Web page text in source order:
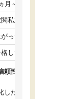
月～1年未満
私立受験対策
がった
した
性や安心感が高
た準備をしたい